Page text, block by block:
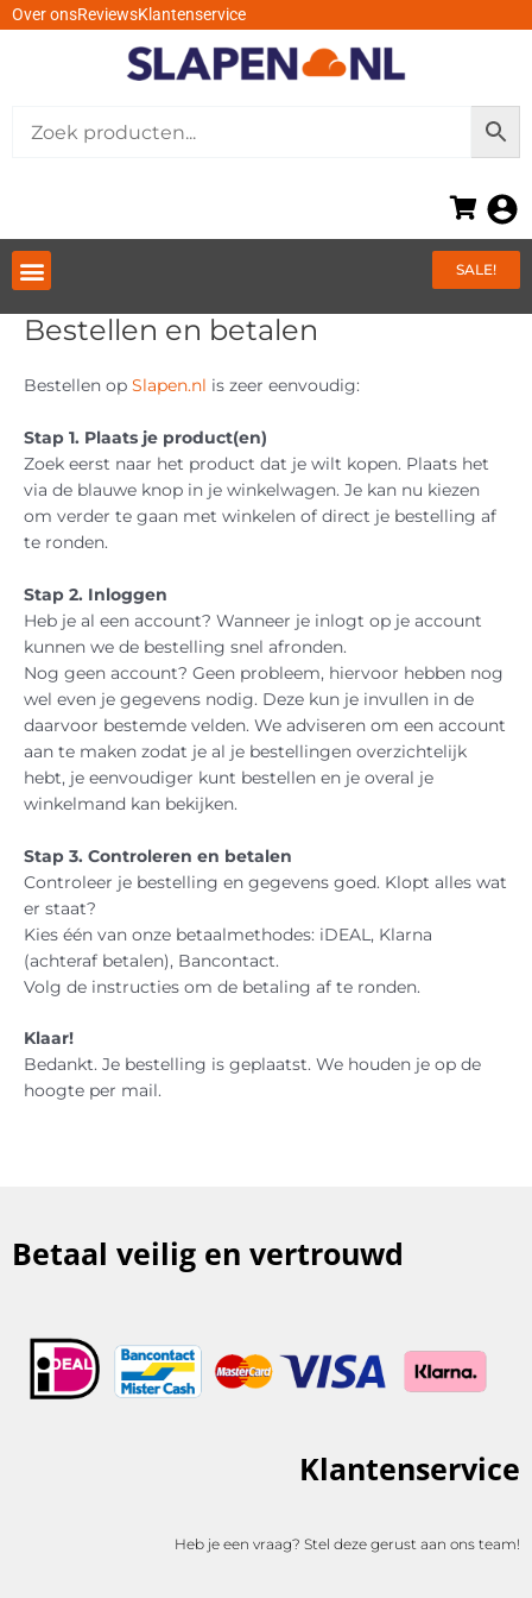
GaOver onsReviewsKlantenservice
Menu SALE!
Bestellen en betalen
Bestellen op Slapen.nl is zeer eenvoudig:
Stap 1. Plaats je product(en)
Zoek eerst naar het product dat je wilt kopen. Plaats het
via de blauwe knop in je winkelwagen. Je kan nu kiezen
om verder te gaan met winkelen of direct je bestelling af
te ronden.
Stap 2. Inloggen
Heb je al een account? Wanneer je inlogt op je account
kunnen we de bestelling snel afronden.
Nog geen account? Geen probleem, hiervoor hebben nog
wel even je gegevens nodig. Deze kun je invullen in de
daarvoor bestemde velden. We adviseren om een account
aan te maken zodat je al je bestellingen overzichtelijk
hebt, je eenvoudiger kunt bestellen en je overal je
winkelmand kan bekijken.
Stap 3. Controleren en betalen
Controleer je bestelling en gegevens goed. Klopt alles wat
er staat?
Kies één van onze betaalmethodes: iDEAL, Klarna
(achteraf betalen), Bancontact.
Volg de instructies om de betaling af te ronden.
Klaar!
Bedankt. Je bestelling is geplaatst. We houden je op de
hoogte per mail.
Betaal veilig en vertrouwd
Klantenservice
Heb je een vraag? Stel deze gerust aan ons team!